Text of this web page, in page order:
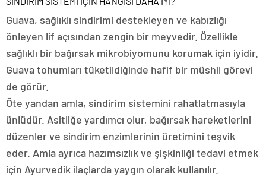
Guava, sağlıklı sindirimi destekleyen ve kabızlığı
önleyen lif açısından zengin bir meyvedir. Özellikle
sağlıklı bir bağırsak mikrobiyomunu korumak için iyidir.
Guava tohumları tüketildiğinde hafif bir müshil görevi
de görür.
Öte yandan amla, sindirim sistemini rahatlatmasıyla
ünlüdür. Asitliğe yardımcı olur, bağırsak hareketlerini
düzenler ve sindirim enzimlerinin üretimini teşvik
eder. Amla ayrıca hazımsızlık ve şişkinliği tedavi etmek
için Ayurvedik ilaçlarda yaygın olarak kullanılır.